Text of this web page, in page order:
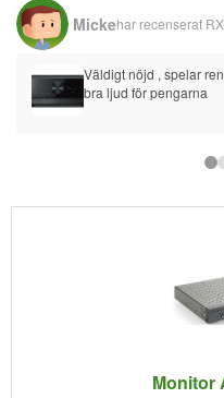
Mickehar recenserat
Väldigt nöjd , spelar
bra ljud för pengarna
Monitor